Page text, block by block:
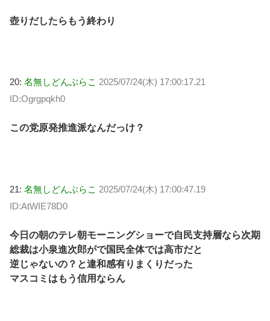
壺りだしたらもう終わり
20: 名無しどんぶらこ 2025/07/24(木) 17:00:17.21
ID:Ogrgpqkh0
この党原発推進派なんだっけ？
21: 名無しどんぶらこ 2025/07/24(木) 17:00:47.19
ID:AtWIE78D0
今日の朝のテレ朝モーニングショーで自民支持層なら次期
総裁は小泉進次郎がで国民全体では高市だと
逆じゃないの？と違和感有りまくりだった
マスコミはもう信用ならん